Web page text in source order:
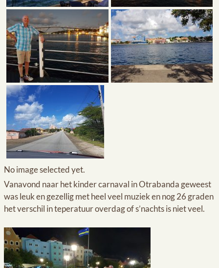
No image selected yet.
Vanavond naar het kinder carnaval in Otrabanda geweest
was leuk en gezellig met heel veel muziek en nog 26 graden
het verschil in teperatuur overdag of s’nachts is niet veel.